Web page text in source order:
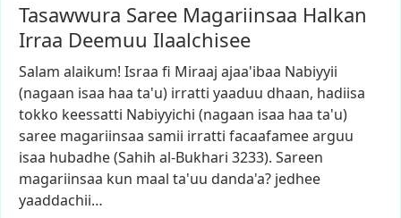
Tasawwura Saree Magariinsaa Halkan
Irraa Deemuu Ilaalchisee
Salam alaikum! Israa fi Miraaj ajaa'ibaa Nabiyyii
(nagaan isaa haa ta'u) irratti yaaduu dhaan, hadiisa
tokko keessatti Nabiyyichi (nagaan isaa haa ta'u)
saree magariinsaa samii irratti facaafameearguu
isaa hubadhe(Sahih al-Bukhari 3233). Sareen
magariinsaa kun maal ta'uu danda'a? jedhee
yaaddachii…